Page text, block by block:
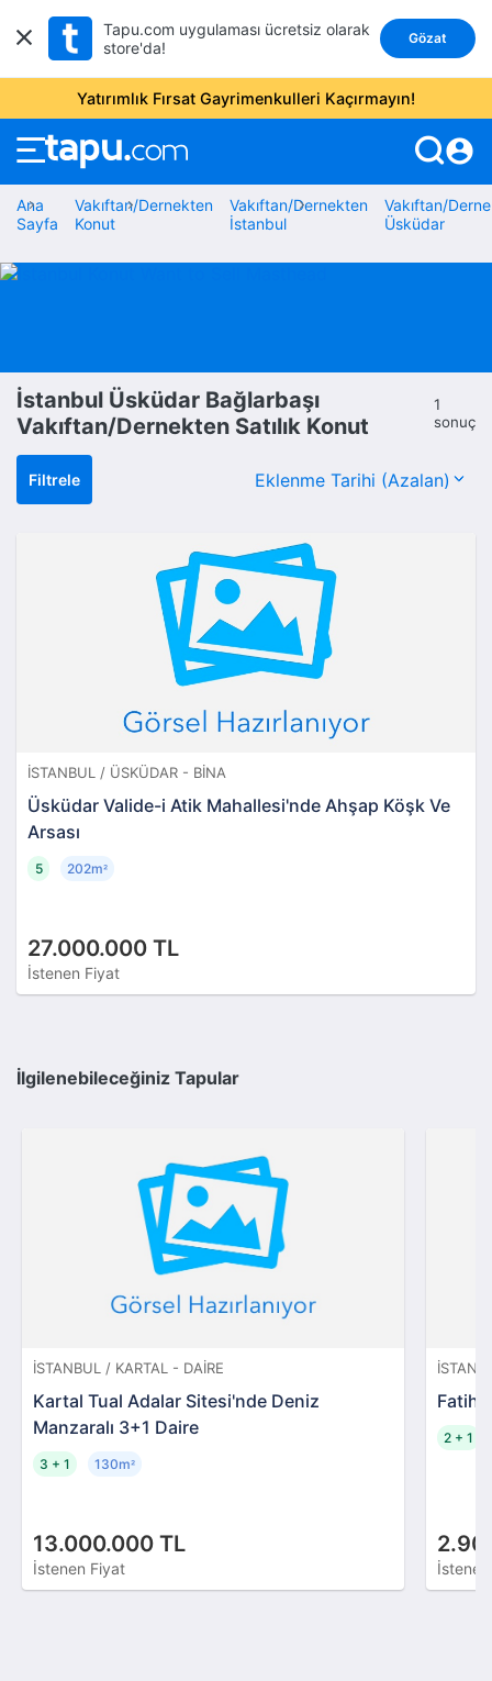
Tapu.com uygulaması ücretsiz olarak
store'da!
Gözat
Yatırımlık Fırsat Gayrimenkulleri Kaçırmayın!
account_circle
Ana
Sayfa
Vakıftan/Dernekten
Konut
Vakıftan/Dernekten
İstanbul
Vakıftan/
Üsküdar
İstanbul Üsküdar Bağlarbaşı
Vakıftan/Dernekten Satılık Konut
1
sonuç
Filtrele
İSTANBUL / ÜSKÜDAR - BINA
Üsküdar Valide-i Atik Mahallesi'nde Ahşap Köşk Ve
Arsası
27.000.000 TL
İstenen Fiyat
5 202m²
İlgilenebileceğiniz Tapular
İSTANBUL / KARTAL - DAIRE
Kartal Tual Adalar Sitesi'nde Deniz
Manzaralı 3+1 Daire
13.000.000 TL
İstenen Fiyat
3 + 1 130m²
Fatih
2 + 1